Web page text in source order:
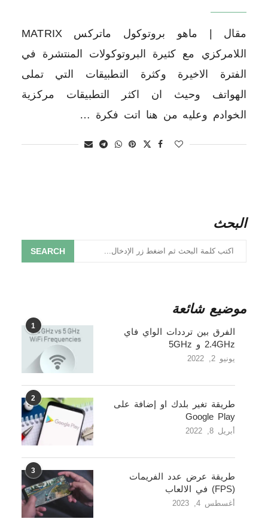
مقال | ماهو بروتوكول ماتركس MATRIX
اللامركزي مع كثيرة البروتوكولات المنتشرة في
الفترة الاخيرة وكثرة التطبيقات التي تملى
الهواتف وحيث ان اكثر التطبيقات مركزية
الخوادم وعليه من هنا اتت فكرة …
البحث
SEARCH
موضيع شائعة
1
الفرق بين ترددات الواي فاي
2.4GHz و 5GHz
يونيو 2, 2022
2
طريقة تغير بلدك او إضافة على
Google Play
أبريل 8, 2022
3
طريقة عرض عدد الفريمات
(FPS) في الالعاب
أغسطس 4, 2023